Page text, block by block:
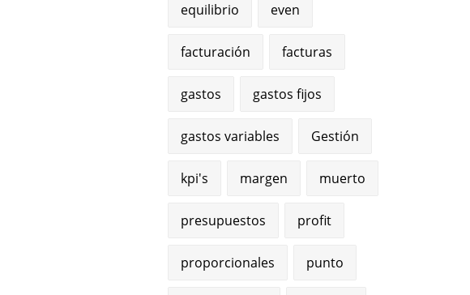
equilibrio even
facturación facturas
gastos gastos fijos
gastos variables Gestión
kpi's margen muerto
presupuestos profit
proporcionales punto